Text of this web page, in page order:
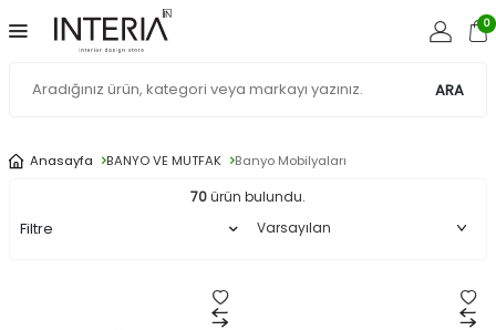
ARA
0
Anasayfa BANYO VE MUTFAK Banyo Mobilyaları
Filtre
70ürün bulundu.